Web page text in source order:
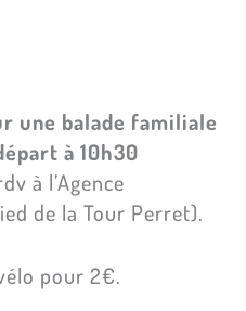
une balade familiale
à 10h30
à l’Agence
de la Tour Perret).
pour 2€.